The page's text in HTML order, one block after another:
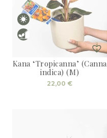
Kana ‘Tropicanna’ (Canna
indica) (M)
22,00 €